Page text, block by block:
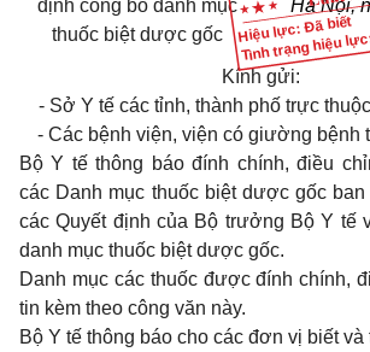
Hiệu lực: Đã biết
Tình trạng hiệu
định công bố danh mục
thuốc biệt dược gốc
Hà Nội,
Kính gửi:
- Sở Y tế các tỉnh, thành phố trực
- Các bệnh viện, viện có giường bệnh
Bộ Y tế thông báo đính chính, điều
các Danh mục thuốc biệt dược gốc
các Quyết định của Bộ trưởng Bộ Y tế
danh mục thuốc biệt dược gốc.
Danh mục các thuốc được đính chính,
tin kèm theo công văn này.
Bộ Y tế thông báo cho các đơn vị biết và